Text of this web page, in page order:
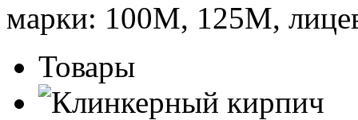
марки: 100М, 125М,
Товары